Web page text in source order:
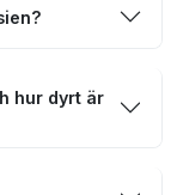
hur dyrt är